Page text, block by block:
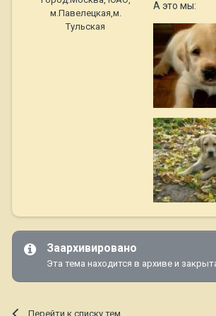
м.Павелецкая,м.
Тульская
А это мы:
Заархивировано
Эта тема находится в архиве и
Перейти к списку тем